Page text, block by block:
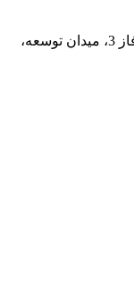
آدرس: ایران، اصفهان، شهرک صنعتی رازی، فاز 3، میدان توسعه،